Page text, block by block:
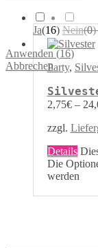
Party,
2,75€–
zzgl.
Details
Die
werden
Ja(16) Nein(0)
Anwenden (16)
Abbrechen